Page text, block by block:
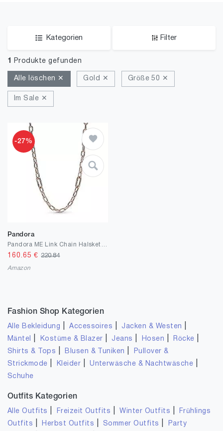
Kategorien Filter
1 Produkte gefunden
Alle löschen ✕ Gold ✕ Größe 50 ✕
Im Sale ✕
-27%
Pandora
160.65 €220.84
Amazon
Fashion Shop Kategorien
Alle Bekleidung |Accessoires Jacken & Westen
Mäntel Kostüme & Blazer Jeans Hosen Röcke
Shirts & Tops Blusen & Tuniken
Pullover &
Strickmode
Kleider |Unterwäsche & Nachtwäsche
Schuhe
Outfits Kategorien
Alle Outfits Freizeit Outfits |Winter Outfits
Frühlings
Outfits
Herbst Outfits Sommer Outfits
Party